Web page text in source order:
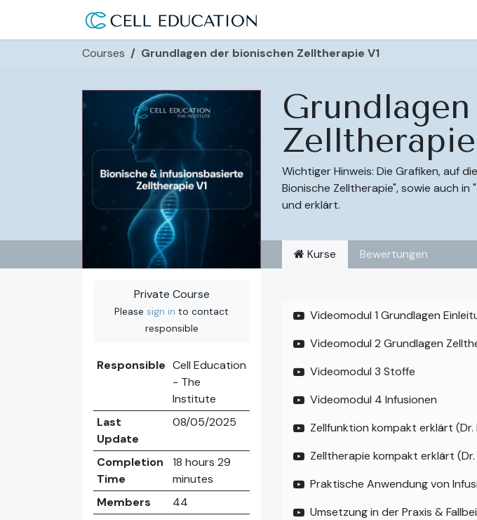
Courses Grundlagen der bionischen Zelltherapie V1
Zelltherapie
Wichtiger Hinweis: Die Grafiken, auf
Bionische Zelltherapie", sowie auch
und erklärt.
Private Course
Please sign in to contact
responsible
Responsible Cell Education
- The
Institute
Last
Update
08/05/2025
Completion
Time
18 hours 29
minutes
Members
44
Kurse Bewertungen
Videomodul 1 Grundlagen
Videomodul 2 Grundlagen
Videomodul 3 Stoffe
Videomodul 4 Infusionen
Zellfunktion kompakt erklärt
Zelltherapie kompakt erklärt
Praktische Anwendung von
Umsetzung in der Praxis &